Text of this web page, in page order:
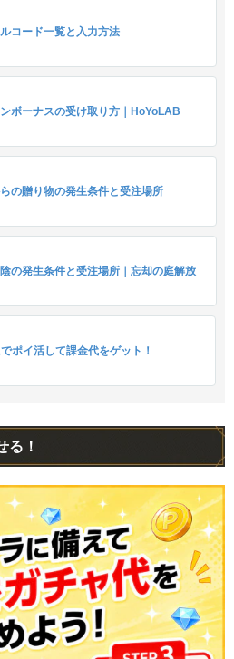
コード一覧と入力方法
ボーナスの受け取り方｜HoYoLAB
の贈り物の発生条件と受注場所
の発生条件と受注場所｜忘却の庭解放
ポイ活して課金代をゲット！
る！